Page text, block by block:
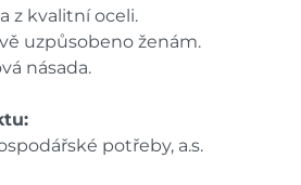
- doručení do 7 dnů
prodejnách je pouze orientační.
se mohou lišit od cen na e-
z kvalitní oceli.
uzpůsobeno ženám.
násada.
potřeby, a.s.